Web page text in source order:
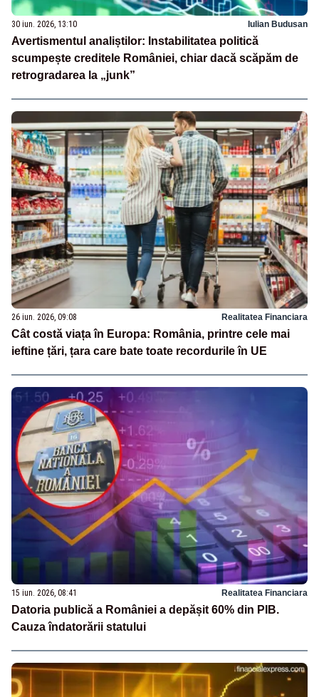
30 iun. 2026, 13:10 Iulian Budusan
Avertismentul analiștilor: Instabilitatea politică
scumpește creditele României, chiar dacă scăpăm de
retrogradarea la „junk”
26 iun. 2026, 09:08 Realitatea Financiara
Cât costă viața în Europa: România, printre cele mai
ieftine țări, țara care bate toate recordurile în UE
15 iun. 2026, 08:41 Realitatea Financiara
Datoria publică a României a depășit 60% din PIB.
Cauza îndatorării statului